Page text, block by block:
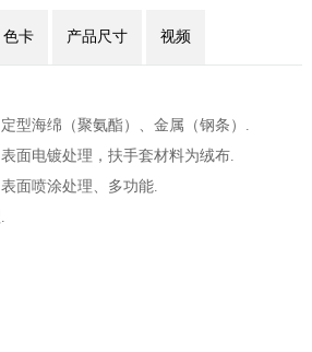
色卡 产品尺寸 视频
定型海绵（聚氨酯） 、金属（钢条）
面电镀处理，扶手套材料为绒布.
面喷涂处理、多功能.